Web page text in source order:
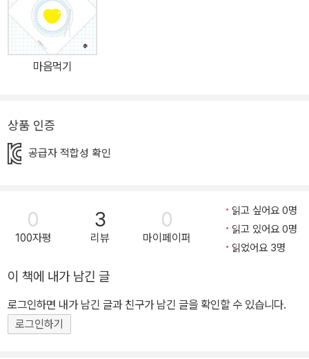
는 한 가지는 우리는 결코 혼자가 아니라는 것, 누군가와 함께하는 행
복은 그 무엇과도 바꿀 수 없다는 진실이다. 파도처럼 밀려갔다 밀려
오는 순간들, 거센 파도가 지나간 뒤에도 이어지는 우리의 삶 작품은
듯 이들 역시 때론 두렵거나 당황스러운 순간을, 때론 달콤하고도 아
름다운 순간을 경험하는데, 이는 평범한 일상을 살아가다가 종종 뜻
기다리는 것. 어쩌면 가장 좋은 방법일지 몰라요. 쓴맛이 무르익으면
달콤해지기도 하거든요. _본문 <쓴맛> 중에서 작품 속 캐릭터들은
자신들에게 찾아온 뜻밖의 곤경과 즐거움을 오롯이 마주한다. 별안간
몰려온 태풍 앞에서도 허둥댈지언정 마냥 비관적인 태도를 보이거나
힘을 모아 할 수 있는 일을 할 뿐이다. 그러자 영원할 것만 같았던 태
풍은 지나가고 섬에는 어느새 쑥쑥 자란 푸른 잎들이 살랑인다. 앞으
마음먹기
상품 인증
공급자 적합성 확인
0
100자평
3
리뷰
0
마이페이퍼
읽고 싶어요 0명
읽고 있어요 0명
읽었어요 3명
이 책에 내가 남긴 글
로그인하면 내가 남긴 글과 친구가 남긴 글을 확인할 수 있습니다.
로그인하기